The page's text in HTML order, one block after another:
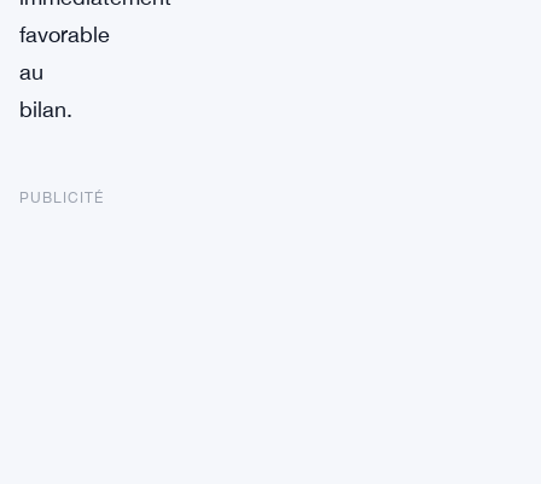
favorable
au
bilan.
PUBLICITÉ